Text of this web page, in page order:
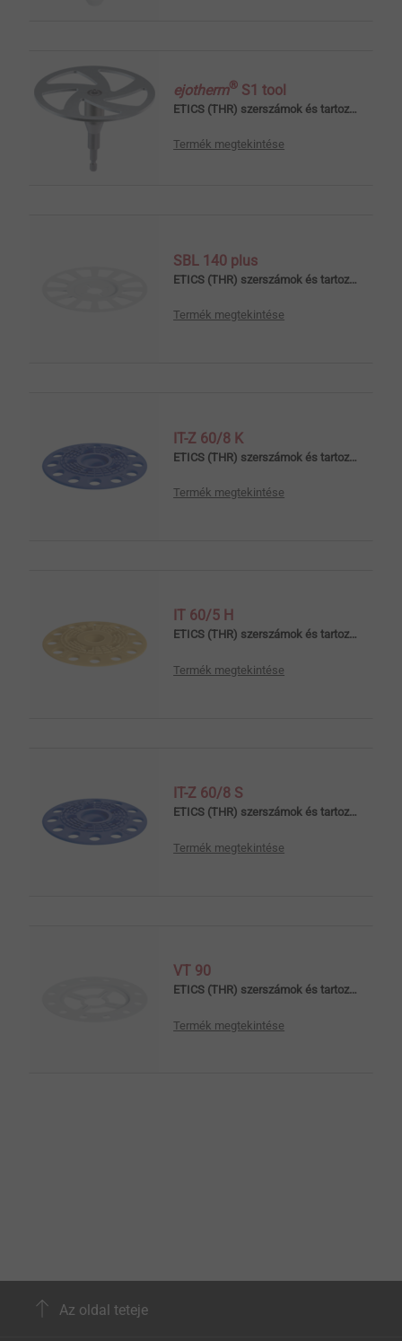
ejotherm® S1 tool
ETICS (THR) szerszámok és tartozékok
Termék megtekintése
SBL 140 plus
ETICS (THR) szerszámok és tartozékok
Termék megtekintése
IT-Z 60/8 K
ETICS (THR) szerszámok és tartozékok
Termék megtekintése
IT 60/5 H
ETICS (THR) szerszámok és tartozékok
Termék megtekintése
IT-Z 60/8 S
ETICS (THR) szerszámok és tartozékok
Termék megtekintése
VT 90
ETICS (THR) szerszámok és tartozékok
Termék megtekintése
Az oldal teteje